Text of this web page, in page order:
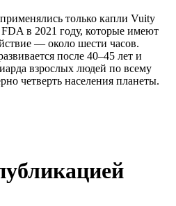
только капли Vuity
в 2021 году, которые имеют
— около шести часов.
после 40–45 лет и
взрослых людей по всему
четверть населения планеты.